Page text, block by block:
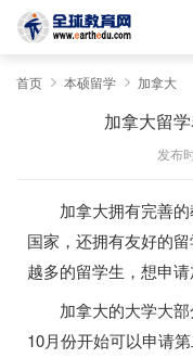
首页 本硕留学 加拿大
加拿大留
发布
加拿大拥有完善
国家，还拥有友好的
越多的留学生，想申
加拿大的大学大
10月份开始可以申请